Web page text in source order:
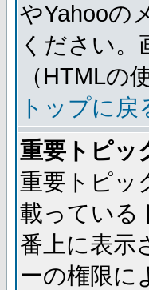
やYahooの
ください
（HTMLの
トップに戻
重要トピッ
重要トピッ
載っている
番上に表示
ーの権限に